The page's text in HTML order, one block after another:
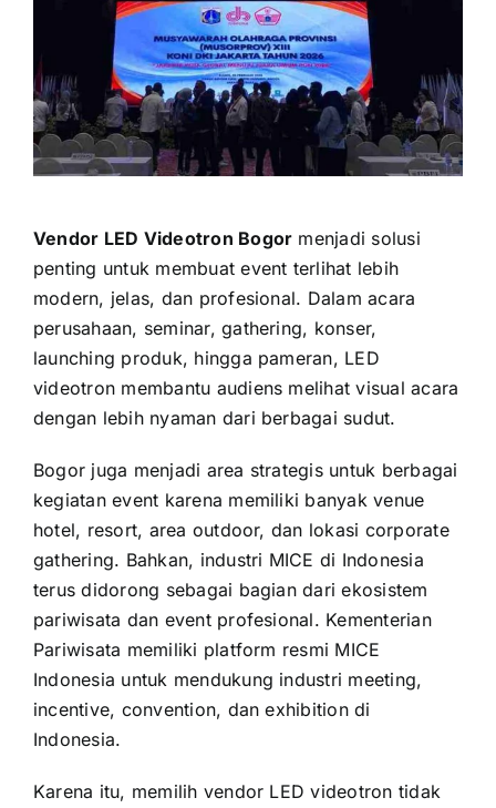
Vendor LED Videotron Bogor menjadi solusi
penting untuk membuat event terlihat lebih
modern, jelas, dan profesional. Dalam acara
perusahaan, seminar, gathering, konser,
launching produk, hingga pameran, LED
videotron membantu audiens melihat visual acara
dengan lebih nyaman dari berbagai sudut.
Bogor juga menjadi area strategis untuk berbagai
kegiatan event karena memiliki banyak venue
hotel, resort, area outdoor, dan lokasi corporate
gathering. Bahkan, industri MICE di Indonesia
terus didorong sebagai bagian dari ekosistem
pariwisata dan event profesional. Kementerian
Pariwisata memiliki platform resmi MICE
Indonesia untuk mendukung industri meeting,
incentive, convention, dan exhibition di
Indonesia.
Karena itu, memilih vendor LED videotron tidak